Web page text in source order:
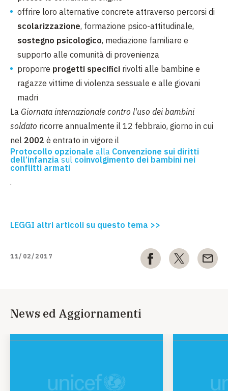
offrire loro alternative concrete attraverso percorsi di
scolarizzazione, formazione psico-attitudinale,
sostegno psicologico, mediazione familiare e
supporto alle comunità di provenienza
proporre progetti specifici rivolti alle bambine e
ragazze vittime di violenza sessuale e alle giovani
madri
La Giornata internazionale contro l'uso dei bambini
soldato ricorre annualmente il 12 febbraio, giorno in cui
nel 2002 è entrato in vigore il
Protocollo opzionale alla Convenzione sui diritti
dell’infanzia sul coinvolgimento dei bambini nei
conflitti armati
.
LEGGI altri articoli su questo tema >>
11/02/2017
News ed Aggiornamenti